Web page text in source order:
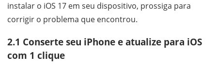
instalar o iOS 17 em seu dispositivo, prossiga para
corrigir o problema que encontrou.
2.1 Conserte seu iPhone e atualize para iOS
com 1 clique